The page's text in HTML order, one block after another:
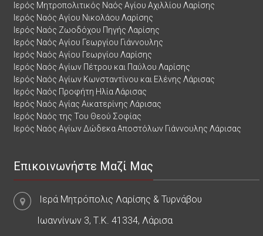
Ιερός Μητροπολιτικός Ναός Αγίου Αχιλλίου Λαρίσης
Ιερός Ναός Αγίου Νικολάου Λαρίσης
Ιερός Ναός Ζωοδόχου Πηγής Λαρίσης
Ιερός Ναός Αγίου Γεωργίου Γιάννουλης
Ιερός Ναός Αγίου Γεωργίου Λαρίσης
Ιερός Ναός Αγίων Πέτρου και Παύλου Λαρίσης
Ιερός Ναός Αγίων Κωνσταντίνου και Ελένης Λάρισας
Ιερός Ναός Προφήτη Ηλία Λάρισας
Ιερός Ναός Αγίας Αικατερίνης Λάρισας
Ιερός Ναός της Του Θεού Σοφίας
Ιερός Ναός Αγίων Δώδεκα Αποστόλων Γιάννουλης Λάρισας
Επικοινωνήστε Μαζί Μας
Ιερά Μητρόπολις Λαρίσης & Τυρνάβου
Ιωαννίνων 3, Τ.Κ. 41334, Λάρισα